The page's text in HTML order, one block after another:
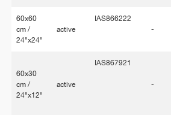
60x60
cm /
24"x24"
active
IAS866222
-
60x30
cm /
24"x12"
active
IAS867921
-